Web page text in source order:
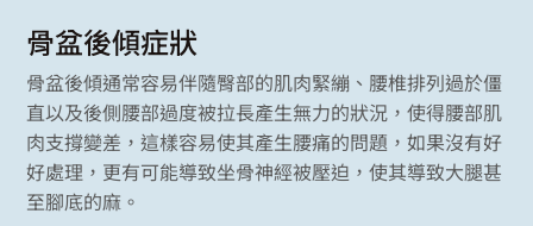
骨盆後傾症狀
骨盆後傾通常容易伴隨臀部的肌肉緊繃、腰椎排列過於僵
直以及後側腰部過度被拉長產生無力的狀況，使得腰部肌
肉支撐變差，這樣容易使其產生腰痛的問題，如果沒有好
好處理，更有可能導致坐骨神經被壓迫，使其導致大腿甚
至腳底的麻。